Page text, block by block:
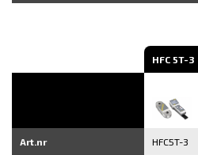
HFC 5T-3
Art.nr HFC5T-3